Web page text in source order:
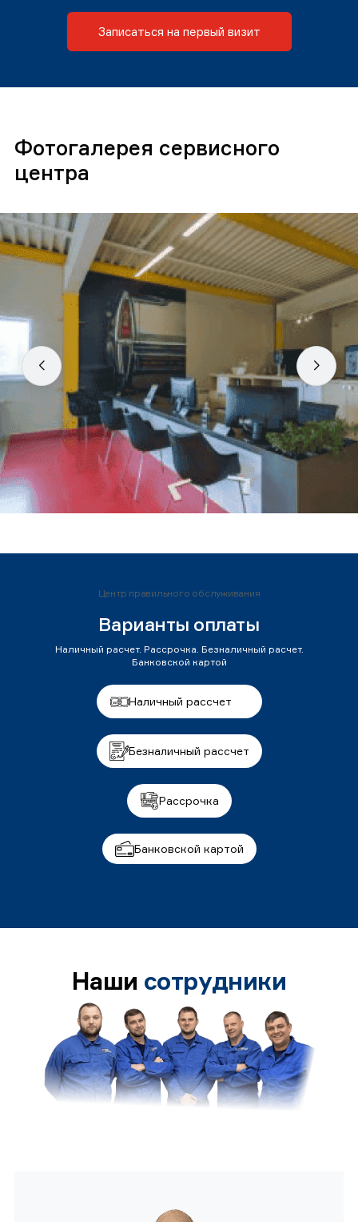
Записаться на первый визит
Фотогалерея сервисного
центра
Центр правильного обслуживания
Варианты оплаты
Наличный расчет. Рассрочка. Безналичный расчет.
Банковской картой
Наличный рассчет
Безналичный рассчет
Рассрочка
Банковской картой
Наши сотрудники